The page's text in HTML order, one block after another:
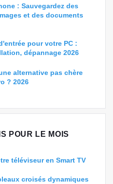
: Sauvegardez des
et des documents
pour votre PC :
dépannage 2026
alternative pas chère
? 2026
POUR LE MOIS
téléviseur en Smart TV
croisés dynamiques